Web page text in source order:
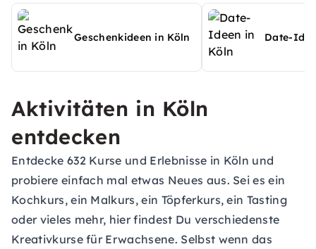
Geschenkideen in Köln Date-
Aktivitäten in Köln
entdecken
Entdecke 632 Kurse und Erlebnisse in Köln und
probiere einfach mal etwas Neues aus. Sei es ein
Kochkurs, ein Malkurs, ein Töpferkurs, ein Tasting
oder vieles mehr, hier findest Du verschiedenste
Kreativkurse für Erwachsene. Selbst wenn das